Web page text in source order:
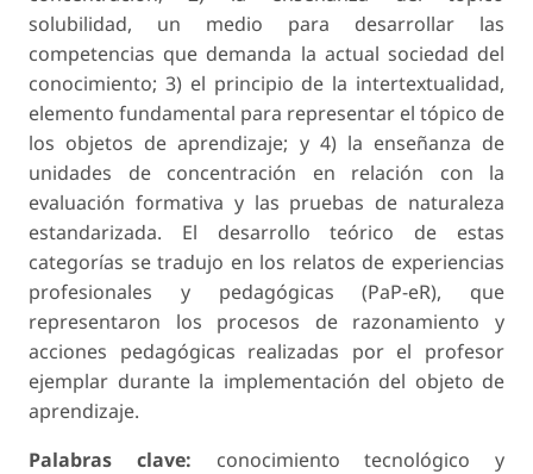
solubilidad, un medio para desarrollar las
competencias que demanda la actual sociedad del
conocimiento; 3) el principio de la intertextualidad,
elemento fundamental para representar el tópico de
los objetos de aprendizaje; y 4) la enseñanza de
unidades de concentración en relación con la
evaluación formativa y las pruebas de naturaleza
estandarizada. El desarrollo teórico de estas
categorías se tradujo en los relatos de experiencias
profesionales y pedagógicas (PaP-eR), que
representaron los procesos de razonamiento y
acciones pedagógicas realizadas por el profesor
ejemplar durante la implementación del objeto de
aprendizaje.
Palabras clave: conocimiento tecnológico y